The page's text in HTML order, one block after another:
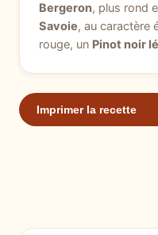
Bergeron, plus rond
Savoie, au caractère
rouge, un Pinot noir
Imprimer la recette